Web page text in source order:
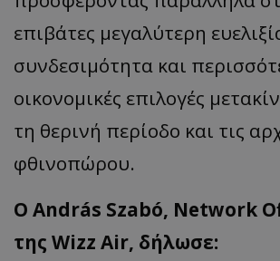
επιβάτες μεγαλύτερη
συνδεσιμότητα και
οικονομικές επιλογές
τη θερινή περίοδο και τις
φθινοπώρου.
Ο András Szabó, Network
της Wizz Air, δήλωσε: